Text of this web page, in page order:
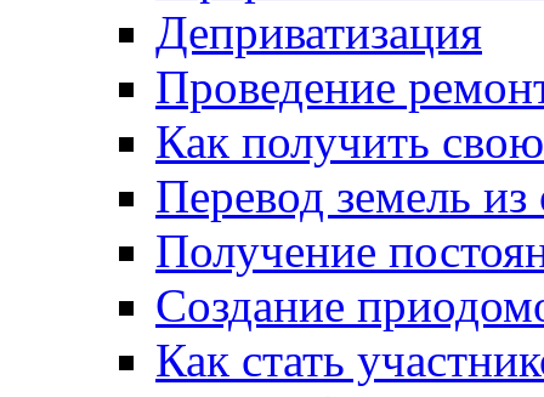
Деприватизация
Проведение
Как получить
Перевод земель
Получение
Создание
Как стать